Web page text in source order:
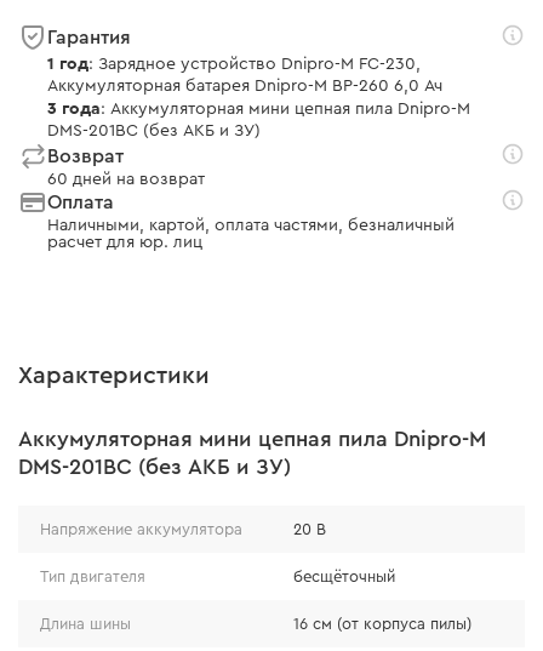
Гарантия
1 год: Зарядное устройство Dnipro-M FC-230,
Аккумуляторная батарея Dnipro-M BP-260 6,0 Ач
3 года: Аккумуляторная мини цепная пила Dnipro-M
DMS-201BC (без АКБ и ЗУ)
Возврат
60 дней на возврат
Оплата
Наличными, картой, оплата частями, безналичный
расчет для юр. лиц
Характеристики
Аккумуляторная мини цепная пила Dnipro-M
DMS-201BC (без АКБ и ЗУ)
Напряжение аккумулятора 20 В
Тип двигателя бесщёточный
Длина шины 16 см (от корпуса пилы)